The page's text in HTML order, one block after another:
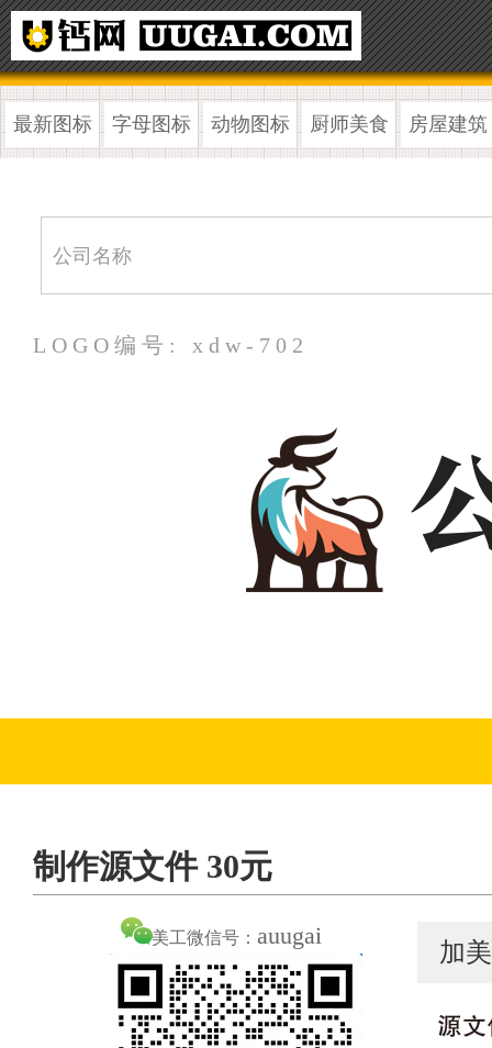
最新图标 字母图标 动物图标 厨师美食 房屋建筑
LOGO编号: xdw-702
制作源文件 30元
美工微信号： auugai
加